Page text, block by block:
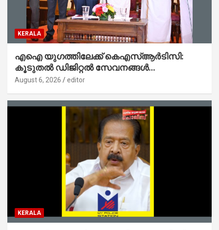
KERALA
എഐ യുഗത്തിലേക്ക് കെഎസ്ആർടിസി:
കൂടുതൽ ഡിജിറ്റൽ സേവനങ്ങൾ
ജനങ്ങളിലേക്കെത്തിക്കും – മന്ത്രി സി പി
August 6, 2026 editor
KERALA